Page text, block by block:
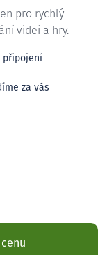
pro rychlý
videí a hry.
připojení
za vás